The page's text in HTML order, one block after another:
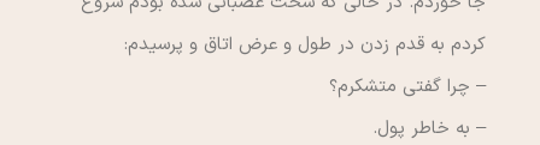
كردم به قدم زدن در طول و عرض اتاق و پرسيدم:
– چرا گفتي متشكرم؟
– به خاطر پول.